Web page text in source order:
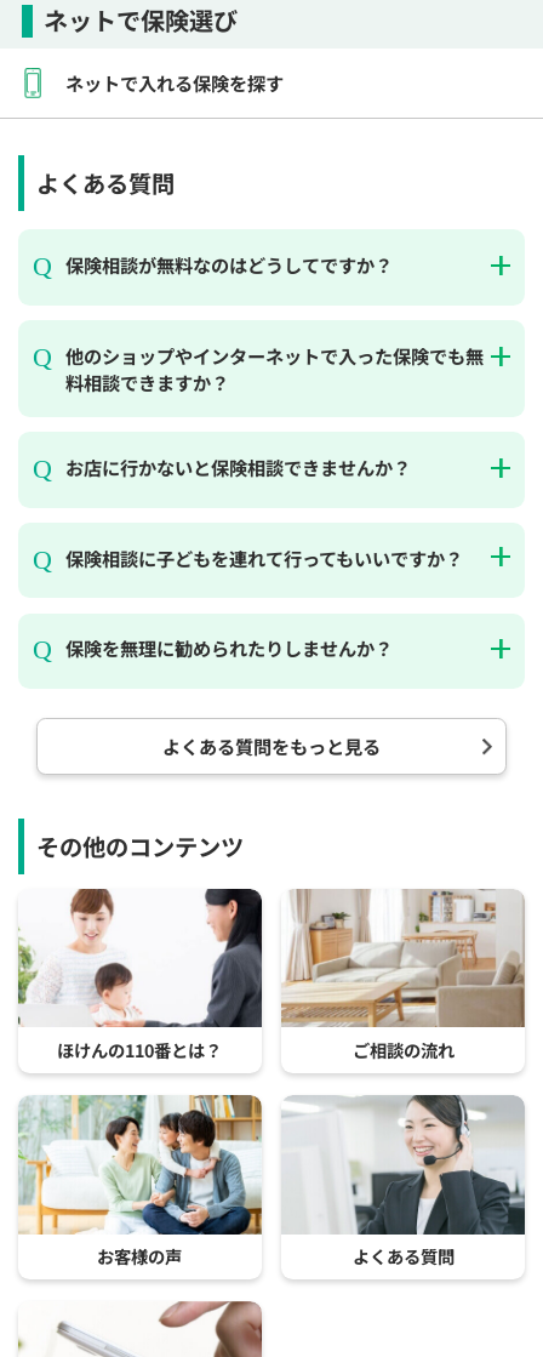
ネットで保険選び
ネットで入れる保険を探す
よくある質問
保険相談が無料なのはどうしてですか？
他のショップやインターネットで入った保険でも無
料相談できますか？
お店に行かないと保険相談できませんか？
保険相談に子どもを連れて行ってもいいですか？
保険を無理に勧められたりしませんか？
よくある質問をもっと見る
その他のコンテンツ
ほけんの110番とは？ ご相談の流れ
お客様の声 よくある質問